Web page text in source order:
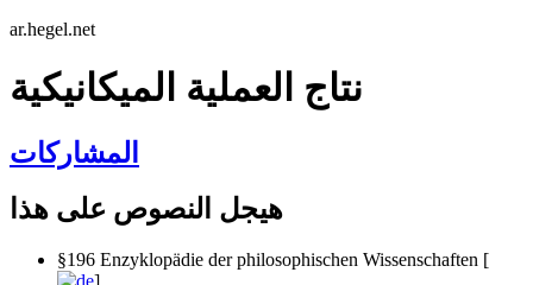
ar.hegel.net
نتاج العملية الميكانيكية
المشاركات
هيجل النصوص على هذا
§196 Enzyklopädie der philosophischen Wissenschaften [